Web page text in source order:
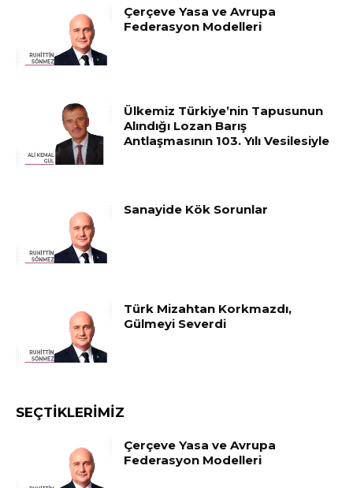
Çerçeve Yasa ve Avrupa
Federasyon Modelleri
Ülkemiz Türkiye’nin Tapusunun
Alındığı Lozan Barış
Antlaşmasının 103. Yılı Vesilesiyle
Sanayide Kök Sorunlar
Türk Mizahtan Korkmazdı,
Gülmeyi Severdi
SEÇTIKLERIMIZ
Çerçeve Yasa ve Avrupa
Federasyon Modelleri